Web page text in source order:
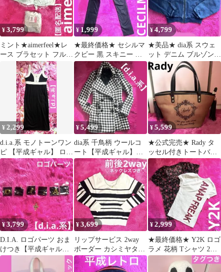
¥3,799
ミント★aimerfeel★レ
ース ブラセット フルバ
ック 下着【平成ギャ
¥ 1,999
★最終価格★ セシルマ
クビー 黒 スキニー ス
トレッチあり S【平成
ギャル】
¥4,799
★美品★ dia系 スウェ
ット デニム ブルゾン
サイドライン【平成ギ
ャル】青
¥ 2,299
d.i.a.系 モノトーンワン
ピ 【平成ギャル】 ロン
グワンピ スリット
¥5,499
dia系 千鳥柄 ウールコ
ート【平成ギャル】黒
白 モノトーン Ａライン
当時物
¥5,599
★公式完売★ Rady タ
ッセル付きトートバッ
グ ブラウン【平成ギャ
ル】フレーム
¥3,799
D.I.A. ロゴパーツ おま
けつき【平成ギャル】
dia系 ゴールド
¥3,699
リップサービス 2way
ボーダー カシミヤタッ
チニット【平成ギャ
ル】ネックレス
¥2,999
★最終価格★ Y2K ロゴ
ラメ 花柄 Tシャツ 2枚
セット【平成ギャル】